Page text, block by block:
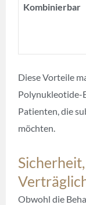
Kombinierbar
Diese Vorteile
Polynukleotide-
Patienten, die
möchten.
Obwohl die